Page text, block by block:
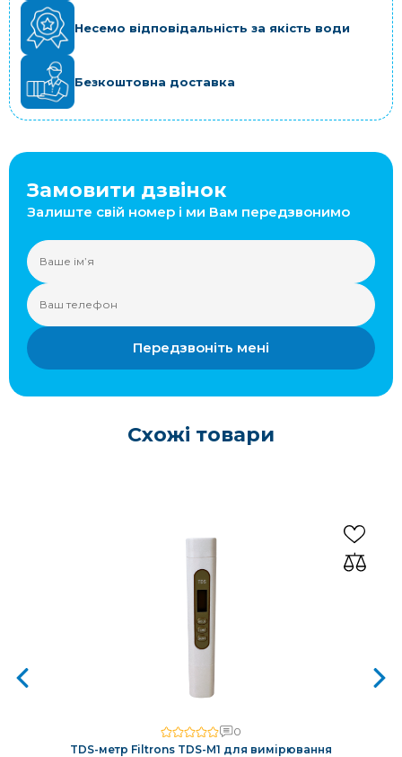
Несемо відповідальність за якість води
Безкоштовна доставка
Замовити дзвінок
Залиште свій номер і ми Вам передзвонимо
Передзвоніть мені
Схожі товари
0
TDS-метр Filtrons TDS-M1 для вимірювання